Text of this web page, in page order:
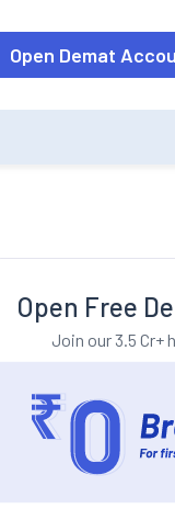
into the input
Open Demat
Open Free
Join our 3.5 Cr+